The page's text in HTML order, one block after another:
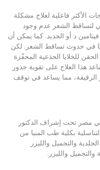
الأكثر فاعلية لعلاج مشكلة
لتساقط الشعر عدم وجود
د أو الحديد. كما يمكن أن
في حدوث تساقط الشعر. لكن
للخلايا الجذعية المحفّزة
هذا العلاج على تقوية جذور
الرقيقة، مما يساعد في توقف
في مصر تحت إشراف الدكتور
بكلية طب المنيا من
والتجميل والليزر
والليزر.